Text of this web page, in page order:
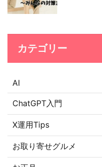
カテゴリー
AI
ChatGPT入門
X運用Tips
お取り寄せグルメ